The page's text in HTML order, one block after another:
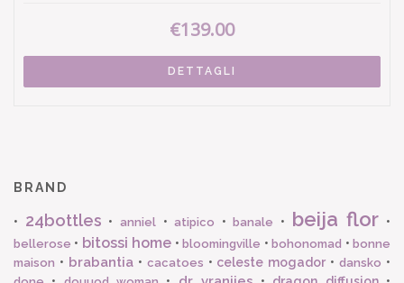
€139.00
DETTAGLI
BRAND
• 24bottles • anniel•atipico •banale • beija flor •
bellerose • bitossi home •bloomingville •bohonomad •bonne
maison • brabantia• cacatoes • celeste mogador •dansko •